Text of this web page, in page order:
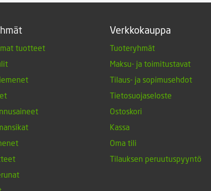
tuotteet
Verkkokauppa
Tuoteryhmät
Maksu- ja toimitustavat
Tilaus- ja sopimusehdot
Tietosuojaseloste
Ostoskori
Kassa
Oma tili
Tilauksen peruutuspyyntö